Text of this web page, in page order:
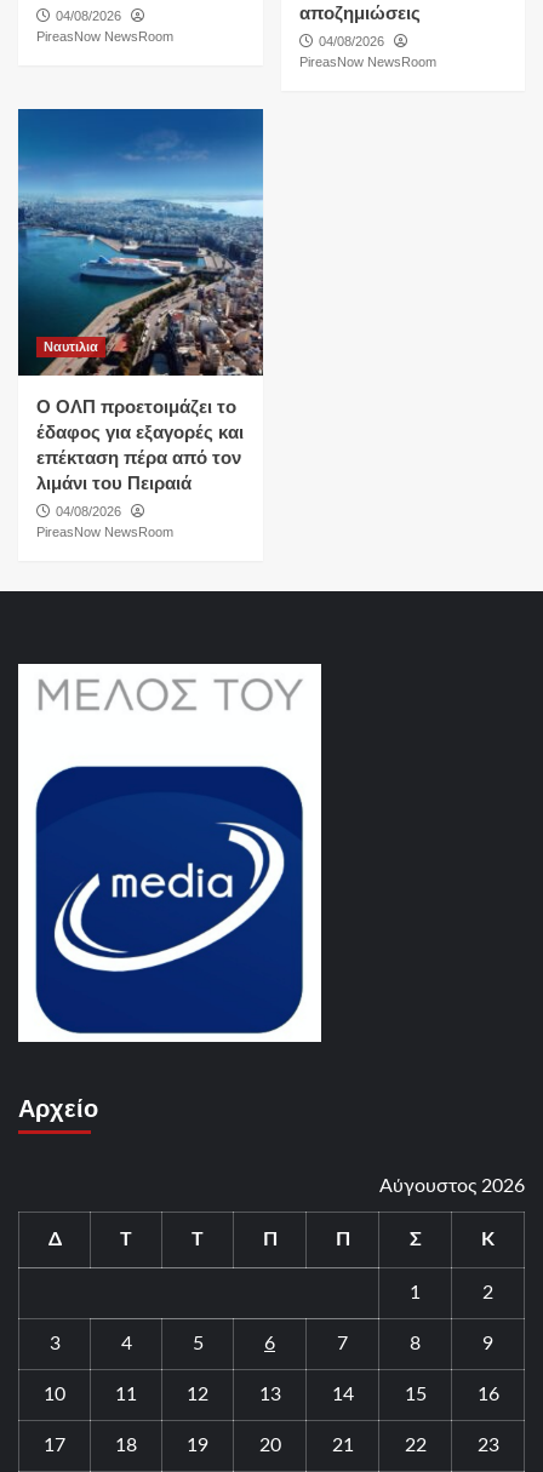
04/08/2026
PireasNow NewsRoom
αποζημιώσεις
04/08/2026
PireasNow NewsRoom
Ναυτιλια
O ΟΛΠ προετοιμάζει το
έδαφος για εξαγορές και
επέκταση πέρα από τον
λιμάνι του Πειραιά
04/08/2026
PireasNow NewsRoom
Αρχείο
Αύγουστος 2026
Δ Τ Τ Π Π Σ Κ
1 2
3 4 5 6 7 8 9
10 11 12 13 14 15 16
17 18 19 20 21 22 23